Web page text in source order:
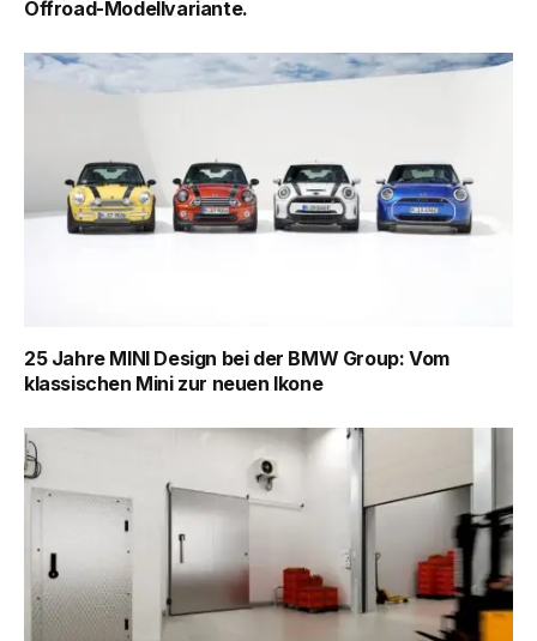
Offroad-Modellvariante.
25 Jahre MINI Design bei der BMW Group: Vom
klassischen Mini zur neuen Ikone